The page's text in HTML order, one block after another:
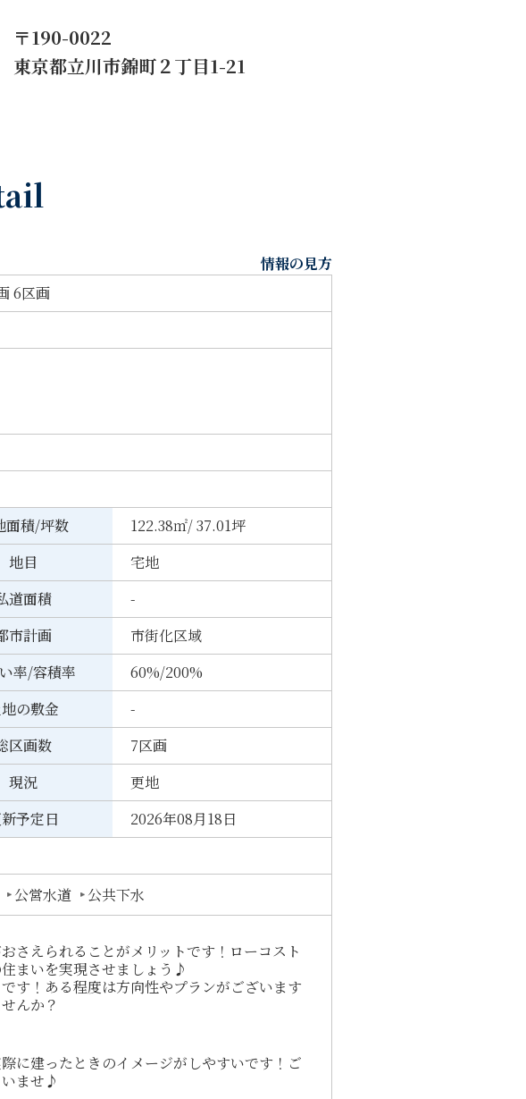
〒190-0022
東京都立川市錦町２丁目1-21
情報の見方
6区画
面積/坪数
122.38㎡/ 37.01坪
地目
宅地
道面積
-
市計画
市街化区域
率/容積率
60%/200%
の敷金
-
区画数
7区画
現況
更地
予定日
2026年08月18日
公営水道
公共下水
さえられることがメリットです！ローコスト
まいを実現させましょう♪
す！ある程度は方向性やプランがございます
んか？
に建ったときのイメージがしやすいです！ご
ませ♪